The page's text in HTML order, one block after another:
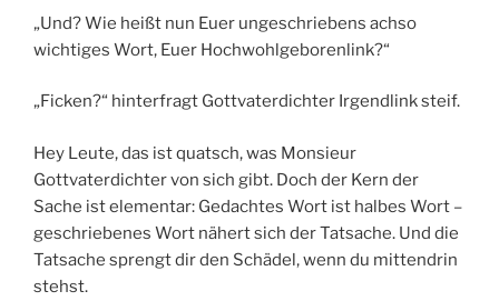
„Und? Wie heißt nun Euer ungeschriebens achso
wichtiges Wort, Euer Hochwohlgeborenlink?“
„Ficken?“ hinterfragt Gottvaterdichter Irgendlink steif.
Hey Leute, das ist quatsch, was Monsieur
Gottvaterdichter von sich gibt. Doch der Kern der
Sache ist elementar: Gedachtes Wort ist halbes Wort –
geschriebenes Wort nähert sich der Tatsache. Und die
Tatsache sprengt dir den Schädel, wenn du mittendrin
stehst.